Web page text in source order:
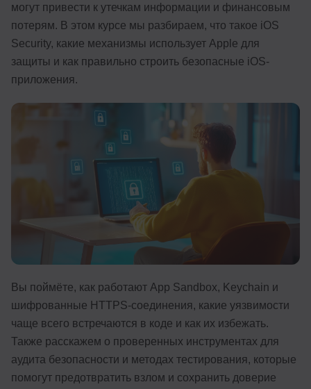
могут привести к утечкам информации и финансовым
потерям. В этом курсе мы разбираем, что такое iOS
Security, какие механизмы использует Apple для
защиты и как правильно строить безопасные iOS-
приложения.
Вы поймёте, как работают App Sandbox, Keychain и
шифрованные HTTPS-соединения, какие уязвимости
чаще всего встречаются в коде и как их избежать.
Также расскажем о проверенных инструментах для
аудита безопасности и методах тестирования, которые
помогут предотвратить взлом и сохранить доверие
Аналитика
Менеджмент
Soft Skills
Акции и промокоды
Рейтинг онлайн-школ